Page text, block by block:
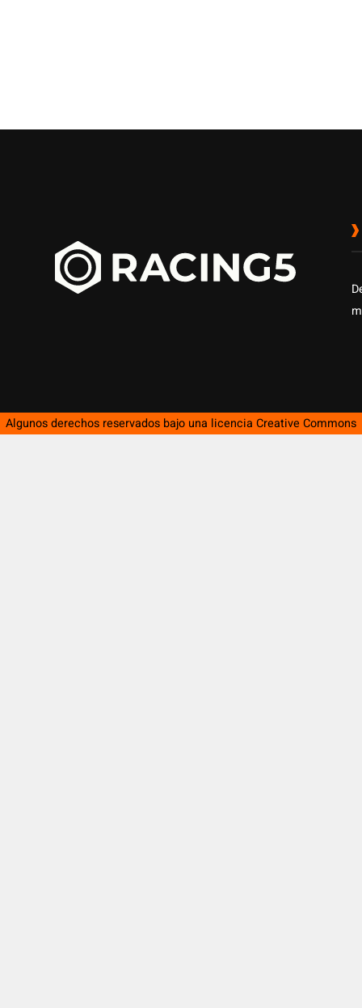
Algunos derechos reservados bajo una licencia Creative Commons